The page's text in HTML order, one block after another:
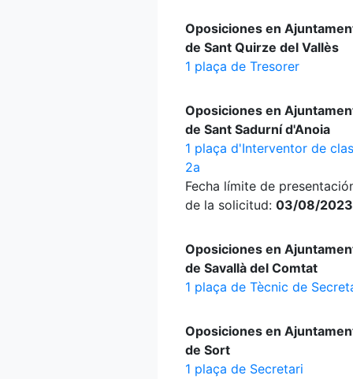
Oposiciones en
de Sant Quirze del Vallès
1 plaça de Tresorer
Oposiciones en
de Sant Sadurní d'Anoia
1 plaça d'Interventor de
2a
Fecha límite de
de la solicitud: 03/08/2023
Oposiciones en
de Savallà del Comtat
1 plaça de Tècnic de
Oposiciones en
de Sort
1 plaça de Secretari